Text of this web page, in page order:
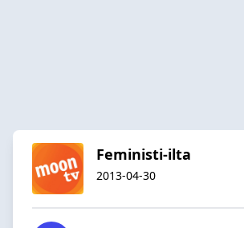
Feministi-ilta
2013-04-30